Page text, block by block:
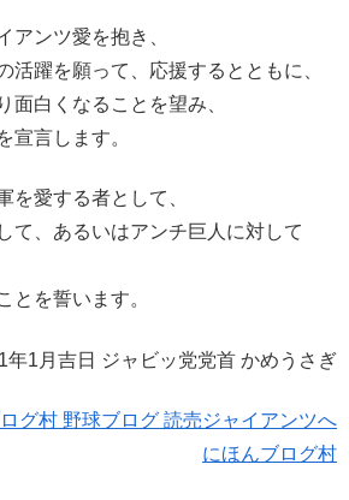
アンツ愛を抱き、
活躍を願って、応援するとともに、
面白くなることを望み、
宣言します。
を愛する者として、
て、あるいはアンチ巨人に対して
とを誓います。
年1月吉日 ジャビッ党党首 かめうさぎ
にほんブログ村